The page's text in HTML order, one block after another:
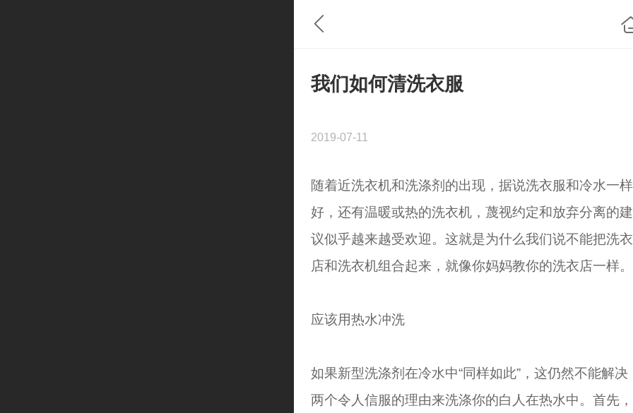
我们如何清洗衣服
2019-07-11
随着近洗衣机和洗涤剂的出现，据说洗衣服和冷水一样
好，还有温暖或热的洗衣机，蔑视约定和放弃分离的建
议似乎越来越受欢迎。这就是为什么我们说不能把洗衣
店和洗衣机组合起来，就像你妈妈教你的洗衣店一样。
应该用热水冲洗
如果新型洗涤剂在冷水中“同样如此”，这仍然不能解决
两个令人信服的理由来洗涤你的白人在热水中。首先，